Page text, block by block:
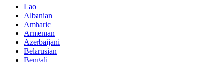
Lao
Albanian
Amharic
Armenian
Azerbaijani
Belarusian
Bengali